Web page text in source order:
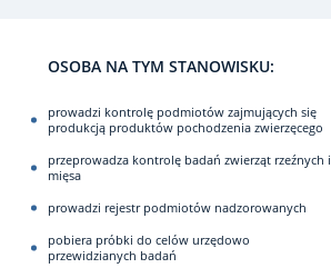
OSOBA NA TYM STANOWISKU:
prowadzi kontrolę podmiotów zajmujących się
produkcją produktów pochodzenia zwierzęcego
przeprowadza kontrolę badań zwierząt rzeźnych i
mięsa
prowadzi rejestr podmiotów nadzorowanych
pobiera próbki do celów urzędowo
przewidzianych badań